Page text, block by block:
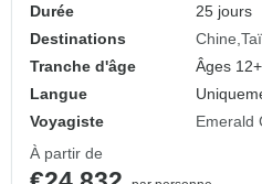
Durée
25 jours
Destinations
Chine
Tranche d'âge
Âges 12+
Langue
Voyagiste
Emerald
À partir de